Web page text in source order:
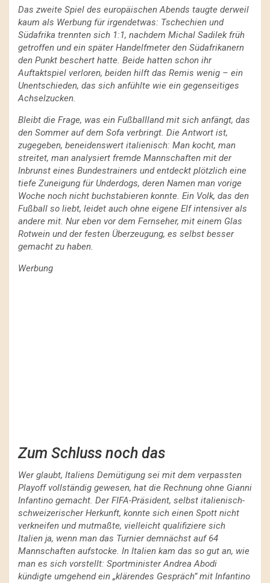
Das zweite Spiel des europäischen Abends taugte derweil
kaum als Werbung für irgendetwas: Tschechien und
Südafrika trennten sich 1:1, nachdem Michal Sadilek früh
getroffen und ein später Handelfmeter den Südafrikanern
den Punkt beschert hatte. Beide hatten schon ihr
Auftaktspiel verloren, beiden hilft das Remis wenig – ein
Unentschieden, das sich anfühlte wie ein gegenseitiges
Achselzucken.
Bleibt die Frage, was ein Fußballland mit sich anfängt, das
den Sommer auf dem Sofa verbringt. Die Antwort ist,
zugegeben, beneidenswert italienisch: Man kocht, man
streitet, man analysiert fremde Mannschaften mit der
Inbrunst eines Bundestrainers und entdeckt plötzlich eine
tiefe Zuneigung für Underdogs, deren Namen man vorige
Woche noch nicht buchstabieren konnte. Ein Volk, das den
Fußball so liebt, leidet auch ohne eigene Elf intensiver als
andere mit. Nur eben vor dem Fernseher, mit einem Glas
Rotwein und der festen Überzeugung, es selbst besser
gemacht zu haben.
Werbung
Zum Schluss noch das
Wer glaubt, Italiens Demütigung sei mit dem verpassten
Playoff vollständig gewesen, hat die Rechnung ohne Gianni
Infantino gemacht. Der FIFA-Präsident, selbst italienisch-
schweizerischer Herkunft, konnte sich einen Spott nicht
verkneifen und mutmaßte, vielleicht qualifiziere sich
Italien ja, wenn man das Turnier demnächst auf 64
Mannschaften aufstocke. In Italien kam das so gut an, wie
man es sich vorstellt: Sportminister Andrea Abodi
kündigte umgehend ein „klärendes Gespräch” mit Infantino